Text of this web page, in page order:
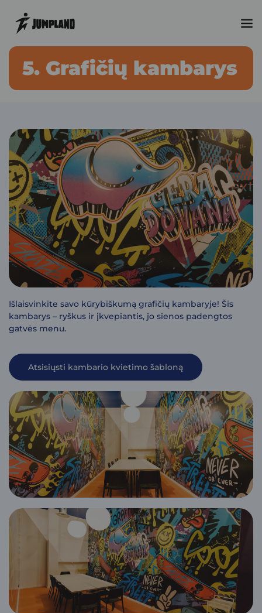
5. Grafičių kambarys
Išlaisvinkite savo kūrybiškumą grafičių kambaryje! Šis
kambarys – ryškus ir įkvepiantis, jo sienos padengtos
gatvės menu.
Atsisiųsti kambario kvietimo šabloną